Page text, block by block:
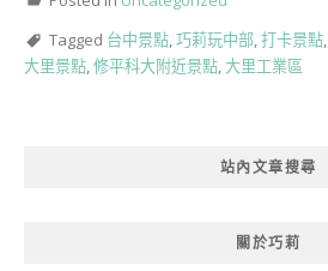
Tagged 台中景點,巧莉玩中部,打卡景點,
大里景點,修平科大附近景點,大里工業區
站內文章搜尋
關於巧莉